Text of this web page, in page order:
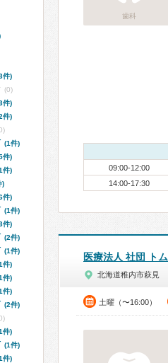
歯科
09:00-12:00
14:00-17:30
医療法人 社団 トム
北海道稚内市萩見
土曜（〜16:00）
件)
(0)
件)
件)
(1件)
件)
件)
)
件)
(1件)
件)
(2件)
(1件)
件)
件)
件)
(2件)
件)
(1件)
件)